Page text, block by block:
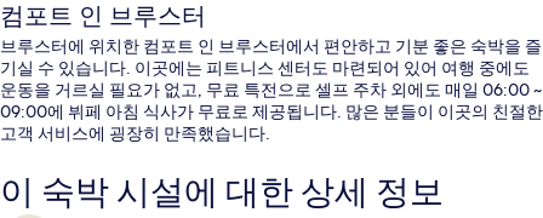
컴포트 인 브루스터
브루스터에 위치한 컴포트 인 브루스터에서 편안하고 기분 좋은 숙박을 즐
기실 수 있습니다. 이곳에는 피트니스 센터도 마련되어 있어 여행 중에도
운동을 거르실 필요가 없고, 무료 특전으로 셀프 주차 외에도 매일 06:00 ~
09:00에 뷔페 아침 식사가 무료로 제공됩니다. 많은 분들이 이곳의 친절한
고객 서비스에 굉장히 만족했습니다.
이 숙박 시설에 대한 상세 정보